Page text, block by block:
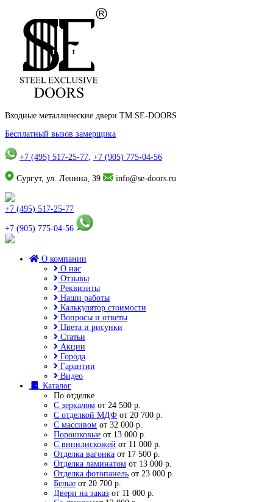
Входные металлические двери TM SE-DOORS
Бесплатный вызов замерщика
+7 (495) 517-25-77, +7 (905) 775-04-56
Сургут, ул. Ленина, 39 info@se-doors.ru
+7 (495) 517-25-77
+7 (905) 775-04-56
О компании
О нас
Отзывы
Реквизиты
Наши работы
Калькулятор стоимости
Вопросы и ответы
Цвета и рисунки
Статьи
Акции
Города
Гарантии
Видео
Каталог
По отделке
С зеркалом от 24 500 р.
С отделкой МДФ от 20 700 р.
С массивом от 32 000 р.
Порошковые от 13 000 р.
С винилискожей от 11 000 р.
Отделка вагонка от 17 500 р.
Отделка ламинатом от 13 000 р.
Отделка фотопанель от 23 000 р.
Белые от 20 700 р.
Двери на заказ от 11 000 р.